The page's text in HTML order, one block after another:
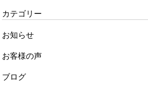
カテゴリー
お知らせ
お客様の声
ブログ